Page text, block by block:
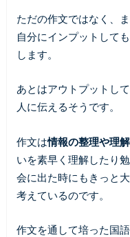
ただの作文ではなく、
自分にインプットして
します。
あとはアウトプットし
人に伝えるそうです。
作文は情報の整理や理
いを素早く理解したり
会に出た時にもきっと
考えているのです。
作文を通して培った国